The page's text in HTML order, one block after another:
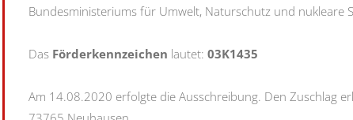
Bundesministeriums für Umwelt, Naturschutz und nukleare
Das Förderkennzeichen lautet: 03K1435
Am 14.08.2020 erfolgte die Ausschreibung. Den Zuschlag